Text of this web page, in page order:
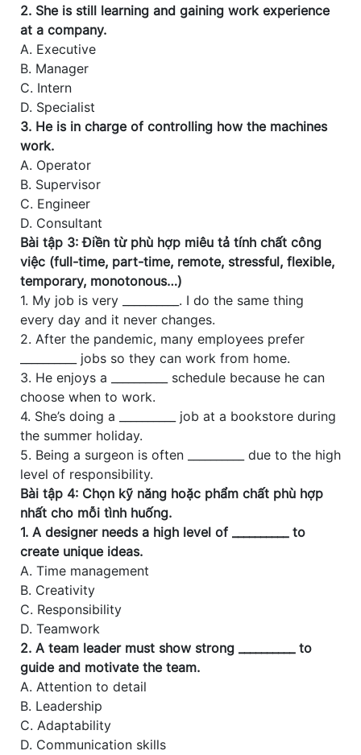
2. She is still learning and gaining work experience
at a company.
A. Executive
B. Manager
C. Intern
D. Specialist
3. He is in charge of controlling how the machines
work.
A. Operator
B. Supervisor
C. Engineer
D. Consultant
Bài tập 3: Điền từ phù hợp miêu tả tính chất công
việc (full-time, part-time, remote, stressful, flexible,
temporary, monotonous…)
1. My job is very __________. I do the same thing
every day and it never changes.
2. After the pandemic, many employees prefer
__________ jobs so they can work from home.
3. He enjoys a __________ schedule because he can
choose when to work.
4. She’s doing a __________ job at a bookstore during
the summer holiday.
5. Being a surgeon is often __________ due to the high
level of responsibility.
Bài tập 4: Chọn kỹ năng hoặc phẩm chất phù hợp
nhất cho mỗi tình huống.
1. A designer needs a high level of __________ to
create unique ideas.
A. Time management
B. Creativity
C. Responsibility
D. Teamwork
2. A team leader must show strong __________ to
guide and motivate the team.
A. Attention to detail
B. Leadership
C. Adaptability
D. Communication skills